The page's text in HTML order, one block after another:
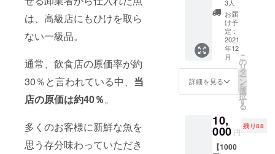
は、高級店にもひけを取ら
ない一級品。
通常、飲食店の原価率が約
30％と言われている中、 当
店の原価は約40％。
多くのお客様に新鮮な魚を
思う存分味わっていただき
もお使
いいた
だけま
せん。
・ご
予約
は、お
電話に
予約時
にお名
前と注
文IDを
ニュー
が食べ
られる
チケッ
ト券 1.
ランチ
回数
券 11
回分
※ランチ
をご自
宅に郵
送いた
しま
3人
お届
け予
定：
2021
年12
月
詳細を見る
こ
の
リ
タ
ー
ン
を
選
択
す
る
10,
000 円
残り88
【1000